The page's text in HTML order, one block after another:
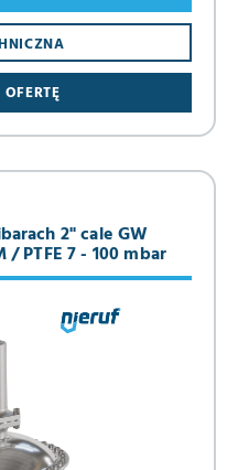
2" cale GW
/ PTFE 7 - 100 mbar